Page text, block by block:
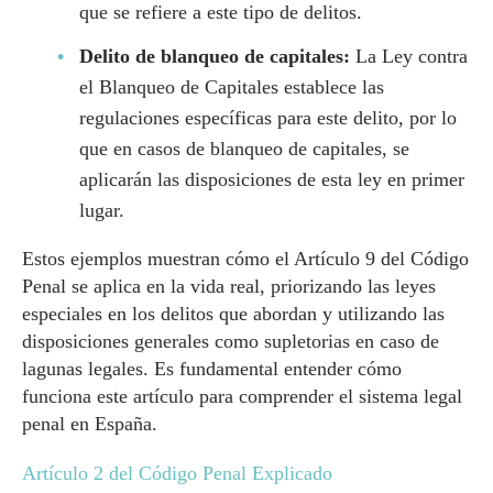
que se refiere a este tipo de delitos.
Delito de blanqueo de capitales: La Ley contra
el Blanqueo de Capitales establece las
regulaciones específicas para este delito, por lo
que en casos de blanqueo de capitales, se
aplicarán las disposiciones de esta ley en primer
lugar.
Estos ejemplos muestran cómo el Artículo 9 del Código
Penal se aplica en la vida real, priorizando las leyes
especiales en los delitos que abordan y utilizando las
disposiciones generales como supletorias en caso de
lagunas legales. Es fundamental entender cómo
funciona este artículo para comprender el sistema legal
penal en España.
Artículo 2 del Código Penal Explicado